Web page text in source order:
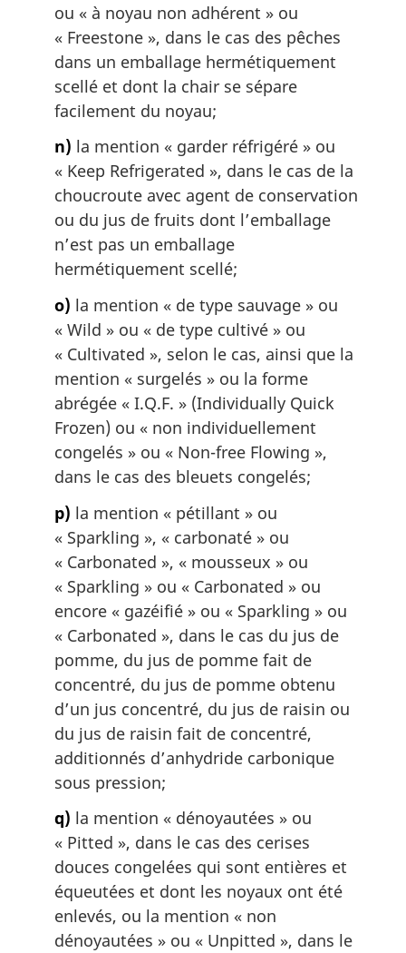
ou « à noyau non adhérent » ou
« Freestone », dans le cas des pêches
dans un emballage hermétiquement
scellé et dont la chair se sépare
facilement du noyau;
n) la mention « garder réfrigéré » ou
« Keep Refrigerated », dans le cas de la
choucroute avec agent de conservation
ou du jus de fruits dont l’emballage
n’est pas un emballage
hermétiquement scellé;
o) la mention « de type sauvage » ou
« Wild » ou « de type cultivé » ou
« Cultivated », selon le cas, ainsi que la
mention « surgelés » ou la forme
abrégée « I.Q.F. » (Individually Quick
Frozen) ou « non individuellement
congelés » ou « Non-free Flowing »,
dans le cas des bleuets congelés;
p) la mention « pétillant » ou
« Sparkling », « carbonaté » ou
« Carbonated », « mousseux » ou
« Sparkling » ou « Carbonated » ou
encore « gazéifié » ou « Sparkling » ou
« Carbonated », dans le cas du jus de
pomme, du jus de pomme fait de
concentré, du jus de pomme obtenu
d’un jus concentré, du jus de raisin ou
du jus de raisin fait de concentré,
additionnés d’anhydride carbonique
sous pression;
q) la mention « dénoyautées » ou
« Pitted », dans le cas des cerises
douces congelées qui sont entières et
équeutées et dont les noyaux ont été
enlevés, ou la mention « non
dénoyautées » ou « Unpitted », dans le